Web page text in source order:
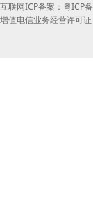
互联网ICP备案：粤ICP
增值电信业务经营许可